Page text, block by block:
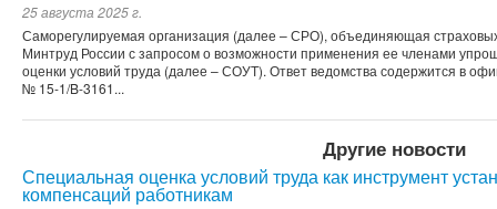
25 августа 2025 г.
Саморегулируемая организация (далее – СРО), объединяющая
Минтруд России с запросом о возможности применения ее членами
оценки условий труда (далее – СОУТ). Ответ ведомства содержится в
№ 15-1/B-3161...
Другие новости
Специальная оценка условий труда как инструмент
компенсаций работникам